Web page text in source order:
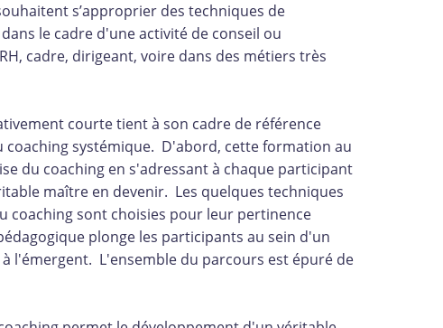
s’approprier des techniques de
le cadre d'une activité de conseil ou
cadre, dirigeant, voire dans des métiers très
courte tient à son cadre de référence
systémique. D'abord, cette formation au
du coaching en s'adressant à chaque participant
maître en devenir. Les quelques techniques
coaching sont choisies pour leur pertinence
plonge les participants au sein d'un
l'émergent. L'ensemble du parcours est épuré de